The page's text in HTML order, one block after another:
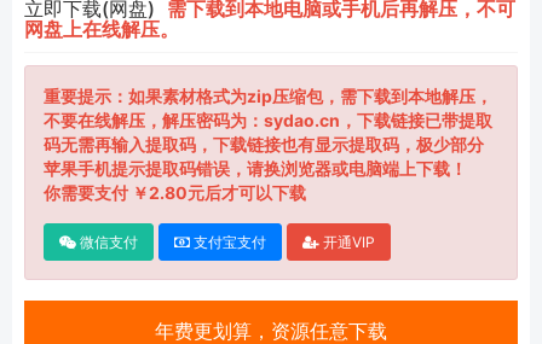
立即下载(网盘) 需下载到本地电脑或手机后再解压，不可
网盘上在线解压。
重要提示：如果素材格式为zip压缩包，需下载到本地解压，
不要在线解压，解压密码为：sydao.cn，下载链接已带提取
码无需再输入提取码，下载链接也有显示提取码，极少部分
苹果手机提示提取码错误，请换浏览器或电脑端上下载！
你需要支付 ￥2.80元后才可以下载
微信支付 支付宝支付 开通VIP
年费更划算，资源任意下载